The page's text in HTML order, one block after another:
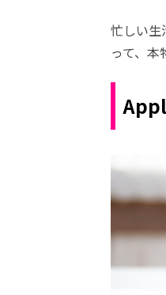
忙しい生
って、本